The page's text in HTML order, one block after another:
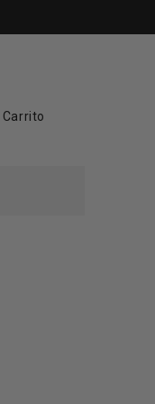
Carrito